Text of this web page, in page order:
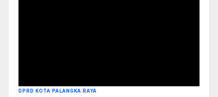
DPRD KOTA PALANGKA RAYA